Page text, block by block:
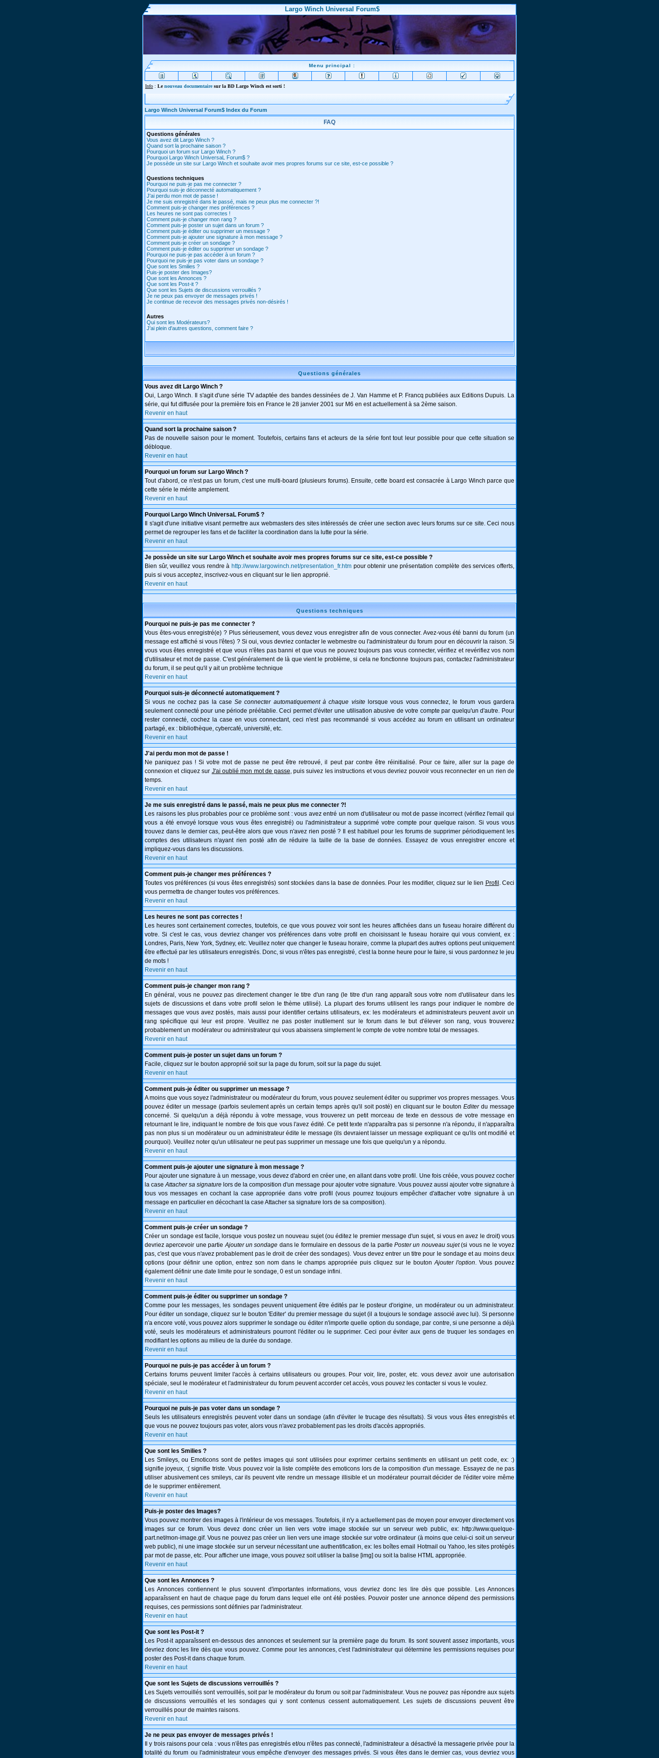
Largo Winch Universal Forum$
Menu principal :
Info : Lenouveau documentairesur la BD Largo Winch est sorti !
Largo Winch Universal Forum$ Index du Forum
FAQ
Questions générales
Vous avez dit Largo Winch ?
Quand sort la prochaine saison ?
Pourquoi un forum sur Largo Winch ?
Pourquoi Largo Winch UniversaL Forum$ ?
Je possède un site sur Largo Winch et souhaite avoir mes propres forums sur ce site, est-ce possible ?
Questions techniques
Pourquoi ne puis-je pas me connecter ?
Pourquoi suis-je déconnecté automatiquement ?
J'ai perdu mon mot de passe !
Je me suis enregistré dans le passé, mais ne peux plus me connecter ?!
Comment puis-je changer mes préférences ?
Les heures ne sont pas correctes !
Comment puis-je changer mon rang ?
Comment puis-je poster un sujet dans un forum ?
Comment puis-je éditer ou supprimer un message ?
Comment puis-je ajouter une signature à mon message ?
Comment puis-je créer un sondage ?
Comment puis-je éditer ou supprimer un sondage ?
Pourquoi ne puis-je pas accéder à un forum ?
Pourquoi ne puis-je pas voter dans un sondage ?
Que sont les Smilies ?
Puis-je poster des Images?
Que sont les Annonces ?
Que sont les Post-it ?
Que sont les Sujets de discussions verrouillés ?
Je ne peux pas envoyer de messages privés !
Je continue de recevoir des messages privés non-désirés !
Autres
Qui sont les Modérateurs?
J'ai plein d'autres questions, comment faire ?
Questions générales
Vous avez dit Largo Winch ?
Oui, Largo Winch. Il s'agit d'une série TV adaptée des bandes dessinées de J. Van Hamme et P. Francq publiées aux Editions Dupuis. La
série, qui fut diffusée pour la première fois en France le 28 janvier 2001 sur M6 en est actuellement à sa 2ème saison.
Revenir en haut
Quand sort la prochaine saison ?
Pas de nouvelle saison pour le moment. Toutefois, certains fans et acteurs de la série font tout leur possible pour que cette situation se
débloque.
Revenir en haut
Pourquoi un forum sur Largo Winch ?
Tout d'abord, ce n'est pas un forum, c'est une multi-board (plusieurs forums). Ensuite, cette board est consacrée à Largo Winch parce que
cette série le mérite amplement.
Revenir en haut
Pourquoi Largo Winch UniversaL Forum$ ?
Il s'agit d'une initiative visant permettre aux webmasters des sites intéressés de créer une section avec leurs forums sur ce site. Ceci nous
permet de regrouper les fans et de faciliter la coordination dans la lutte pour la série.
Revenir en haut
Je possède un site sur Largo Winch et souhaite avoir mes propres forums sur ce site, est-ce possible ?
Bien sûr, veuillez vous rendre à http://www.largowinch.net/presentation_fr.htmpour obtenir une présentation complète des services offerts,
puis si vous acceptez, inscrivez-vous en cliquant sur le lien approprié.
Revenir en haut
Questions techniques
Pourquoi ne puis-je pas me connecter ?
Vous êtes-vous enregistré(e) ? Plus sérieusement, vous devez vous enregistrer afin de vous connecter. Avez-vous été banni du forum (un
message est affiché si vous l'êtes) ? Si oui, vous devriez contacter le webmestre ou l'administrateur du forum pour en découvrir la raison. Si
vous vous êtes enregistré et que vous n'êtes pas banni et que vous ne pouvez toujours pas vous connecter, vérifiez et revérifiez vos nom
d'utilisateur et mot de passe. C'est généralement de là que vient le problème, si cela ne fonctionne toujours pas, contactez l'administrateur
du forum, il se peut qu'il y ait un problème technique
Revenir en haut
Pourquoi suis-je déconnecté automatiquement ?
Si vous ne cochez pas la caseSe connecter automatiquement à chaque visitelorsque vous vous connectez, le forum vous gardera
seulement connecté pour une période préétablie. Ceci permet d'éviter une utilisation abusive de votre compte par quelqu'un d'autre. Pour
rester connecté, cochez la case en vous connectant, ceci n'est pas recommandé si vous accédez au forum en utilisant un ordinateur
partagé, ex : bibliothèque, cybercafé, université, etc.
Revenir en haut
J'ai perdu mon mot de passe !
Ne paniquez pas ! Si votre mot de passe ne peut être retrouvé, il peut par contre être réinitialisé. Pour ce faire, aller sur la page de
connexion et cliquez sur J'ai oublié mon mot de passe, puis suivez les instructions et vous devriez pouvoir vous reconnecter en un rien de
temps.
Revenir en haut
Je me suis enregistré dans le passé, mais ne peux plus me connecter ?!
Les raisons les plus probables pour ce problème sont : vous avez entré un nom d'utilisateur ou mot de passe incorrect (vérifiez l'email qui
vous a été envoyé lorsque vous vous êtes enregistré) ou l'administrateur a supprimé votre compte pour quelque raison. Si vous vous
trouvez dans le dernier cas, peut-être alors que vous n'avez rien posté ? Il est habituel pour les forums de supprimer périodiquement les
comptes des utilisateurs n'ayant rien posté afin de réduire la taille de la base de données. Essayez de vous enregistrer encore et
impliquez-vous dans les discussions.
Revenir en haut
Comment puis-je changer mes préférences ?
Toutes vos préférences (si vous êtes enregistrés) sont stockées dans la base de données. Pour les modifier, cliquez sur le lien Profil . Ceci
vous permettra de changer toutes vos préférences.
Revenir en haut
Les heures ne sont pas correctes !
Les heures sont certainement correctes, toutefois, ce que vous pouvez voir sont les heures affichées dans un fuseau horaire différent du
votre. Si c'est le cas, vous devriez changer vos préférences dans votre profil en choisissant le fuseau horaire qui vous convient, ex :
Londres, Paris, New York, Sydney, etc. Veuillez noter que changer le fuseau horaire, comme la plupart des autres options peut uniquement
être effectué par les utilisateurs enregistrés. Donc, si vous n'êtes pas enregistré, c'est la bonne heure pour le faire, si vous pardonnez le jeu
de mots !
Revenir en haut
Comment puis-je changer mon rang ?
En général, vous ne pouvez pas directement changer le titre d'un rang (le titre d'un rang apparaît sous votre nom d'utilisateur dans les
sujets de discussions et dans votre profil selon le thème utilisé). La plupart des forums utilisent les rangs pour indiquer le nombre de
messages que vous avez postés, mais aussi pour identifier certains utilisateurs, ex: les modérateurs et administrateurs peuvent avoir un
rang spécifique qui leur est propre. Veuillez ne pas poster inutilement sur le forum dans le but d'élever son rang, vous trouverez
probablement un modérateur ou administrateur qui vous abaissera simplement le compte de votre nombre total de messages.
Revenir en haut
Comment puis-je poster un sujet dans un forum ?
Facile, cliquez sur le bouton approprié soit sur la page du forum, soit sur la page du sujet.
Revenir en haut
Comment puis-je éditer ou supprimer un message ?
A moins que vous soyez l'administrateur ou modérateur du forum, vous pouvez seulement éditer ou supprimer vos propres messages. Vous
pouvez éditer un message (parfois seulement après un certain temps après qu'il soit posté) en cliquant sur le boutonEditerdu message
concerné. Si quelqu'un a déjà répondu à votre message, vous trouverez un petit morceau de texte en dessous de votre message en
retournant le lire, indiquant le nombre de fois que vous l'avez édité. Ce petit texte n'apparaîtra pas si personne n'a répondu, il n'apparaîtra
pas non plus si un modérateur ou un administrateur édite le message (ils devraient laisser un message expliquant ce qu'ils ont modifié et
pourquoi). Veuillez noter qu'un utilisateur ne peut pas supprimer un message une fois que quelqu'un y a répondu.
Revenir en haut
Comment puis-je ajouter une signature à mon message ?
Pour ajouter une signature à un message, vous devez d'abord en créer une, en allant dans votre profil. Une fois créée, vous pouvez cocher
la caseAttacher sa signature lors de la composition d'un message pour ajouter votre signature. Vous pouvez aussi ajouter votre signature à
tous vos messages en cochant la case appropriée dans votre profil (vous pourrez toujours empêcher d'attacher votre signature à un
message en particulier en décochant la case Attacher sa signature lors de sa composition).
Revenir en haut
Comment puis-je créer un sondage ?
Créer un sondage est facile, lorsque vous postez un nouveau sujet (ou éditez le premier message d'un sujet, si vous en avez le droit) vous
devriez apercevoir une partieAjouter un sondage dans le formulaire en dessous de la partie Poster un nouveau sujet(si vous ne le voyez
pas, c'est que vous n'avez probablement pas le droit de créer des sondages). Vous devez entrer un titre pour le sondage et au moins deux
options (pour définir une option, entrez son nom dans le champs appropriée puis cliquez sur le boutonAjouter l'option. Vous pouvez
également définir une date limite pour le sondage, 0 est un sondage infini.
Revenir en haut
Comment puis-je éditer ou supprimer un sondage ?
Comme pour les messages, les sondages peuvent uniquement être édités par le posteur d'origine, un modérateur ou un administrateur.
Pour éditer un sondage, cliquez sur le bouton 'Editer' du premier message du sujet (il a toujours le sondage associé avec lui). Si personne
n'a encore voté, vous pouvez alors supprimer le sondage ou éditer n'importe quelle option du sondage, par contre, si une personne a déjà
voté, seuls les modérateurs et administrateurs pourront l'éditer ou le supprimer. Ceci pour éviter aux gens de truquer les sondages en
modifiant les options au milieu de la durée du sondage.
Revenir en haut
Pourquoi ne puis-je pas accéder à un forum ?
Certains forums peuvent limiter l'accès à certains utilisateurs ou groupes. Pour voir, lire, poster, etc. vous devez avoir une autorisation
spéciale, seul le modérateur et l'administrateur du forum peuvent accorder cet accès, vous pouvez les contacter si vous le voulez.
Revenir en haut
Pourquoi ne puis-je pas voter dans un sondage ?
Seuls les utilisateurs enregistrés peuvent voter dans un sondage (afin d'éviter le trucage des résultats). Si vous vous êtes enregistrés et
que vous ne pouvez toujours pas voter, alors vous n'avez probablement pas les droits d'accès appropriés.
Revenir en haut
Que sont les Smilies ?
Les Smileys, ou Emoticons sont de petites images qui sont utilisées pour exprimer certains sentiments en utilisant un petit code, ex: :)
signifie joyeux, :( signifie triste. Vous pouvez voir la liste complète des emoticons lors de la composition d'un message. Essayez de ne pas
utiliser abusivement ces smileys, car ils peuvent vite rendre un message illisible et un modérateur pourrait décider de l'éditer voire même
de le supprimer entièrement.
Revenir en haut
Puis-je poster des Images?
Vous pouvez montrer des images à l'intérieur de vos messages. Toutefois, il n'y a actuellement pas de moyen pour envoyer directement vos
images sur ce forum. Vous devez donc créer un lien vers votre image stockée sur un serveur web public, ex: http://www.quelque-
part.net/mon-image.gif. Vous ne pouvez pas créer un lien vers une image stockée sur votre ordinateur (à moins que celui-ci soit un serveur
web public), ni une image stockée sur un serveur nécessitant une authentification, ex: les boîtes email Hotmail ou Yahoo, les sites protégés
par mot de passe, etc. Pour afficher une image, vous pouvez soit utiliser la balise [img] ou soit la balise HTML appropriée.
Revenir en haut
Que sont les Annonces ?
Les Annonces contiennent le plus souvent d'importantes informations, vous devriez donc les lire dès que possible. Les Annonces
apparaîssent en haut de chaque page du forum dans lequel elle ont été postées. Pouvoir poster une annonce dépend des permissions
requises, ces permissions sont définies par l'administrateur.
Revenir en haut
Que sont les Post-it ?
Les Post-it apparaîssent en-dessous des annonces et seulement sur la première page du forum. Ils sont souvent assez importants, vous
devriez donc les lire dès que vous pouvez. Comme pour les annonces, c'est l'administrateur qui détermine les permissions requises pour
poster des Post-it dans chaque forum.
Revenir en haut
Que sont les Sujets de discussions verrouillés ?
Les Sujets verrouillés sont verrouillés, soit par le modérateur du forum ou soit par l'administrateur. Vous ne pouvez pas répondre aux sujets
de discussions verrouillés et les sondages qui y sont contenus cessent automatiquement. Les sujets de discussions peuvent être
verrouillés pour de maintes raisons.
Revenir en haut
Je ne peux pas envoyer de messages privés !
Il y trois raisons pour cela : vous n'êtes pas enregistrés et/ou n'êtes pas connecté, l'administrateur a désactivé la messagerie privée pour la
totalité du forum ou l'administrateur vous empêche d'envoyer des messages privés. Si vous êtes dans le dernier cas, vous devriez vous